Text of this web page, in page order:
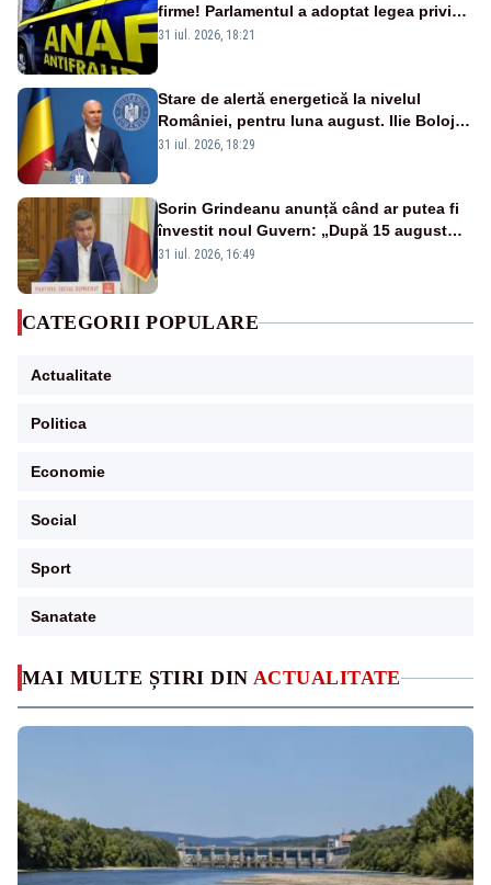
MAI MULTE ȘTIRI DIN ACTUALITATE
firme! Parlamentul a adoptat legea privind
amnistia fiscală
31 iul. 2026, 18:21
Stare de alertă energetică la nivelul
României, pentru luna august. Ilie Bolojan
a anunțat importuri și posibile restricții –
31 iul. 2026, 18:29
Sorin Grindeanu anunță când ar putea fi
învestit noul Guvern: „După 15 august
sunt șanse mai mari”
31 iul. 2026, 16:49
CATEGORII POPULARE
Actualitate
Politica
Economie
Social
Sport
Sanatate